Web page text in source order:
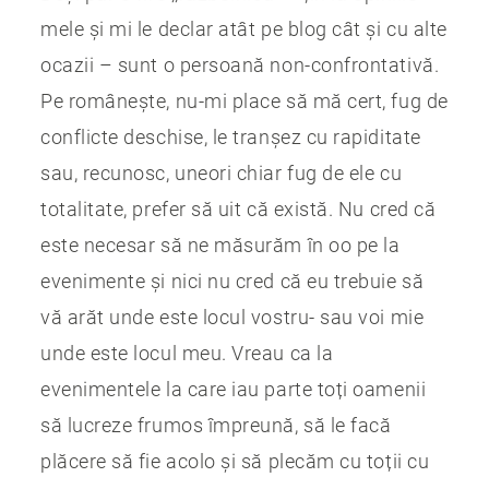
mele și mi le declar atât pe blog cât și cu alte
ocazii – sunt o persoană non-confrontativă.
Pe românește, nu-mi place să mă cert, fug de
conflicte deschise, le tranșez cu rapiditate
sau, recunosc, uneori chiar fug de ele cu
totalitate, prefer să uit că există. Nu cred că
este necesar să ne măsurăm în oo pe la
evenimente și nici nu cred că eu trebuie să
vă arăt unde este locul vostru- sau voi mie
unde este locul meu. Vreau ca la
evenimentele la care iau parte toți oamenii
să lucreze frumos împreună, să le facă
plăcere să fie acolo și să plecăm cu toții cu